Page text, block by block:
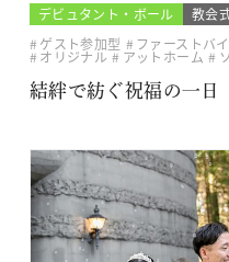
デビュタント・ボール
教会
ゲスト参加型
ファーストバ
オリジナル アットホーム
結絆で紡ぐ祝福の一日